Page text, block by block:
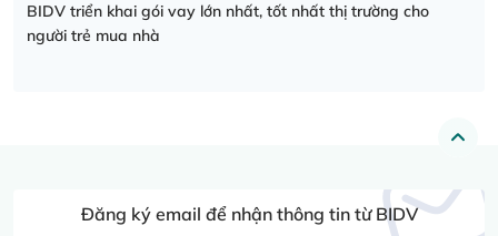
BIDV triển khai gói vay lớn nhất, tốt nhất thị trường cho
người trẻ mua nhà
Đăng ký email để nhận thông tin từ BIDV